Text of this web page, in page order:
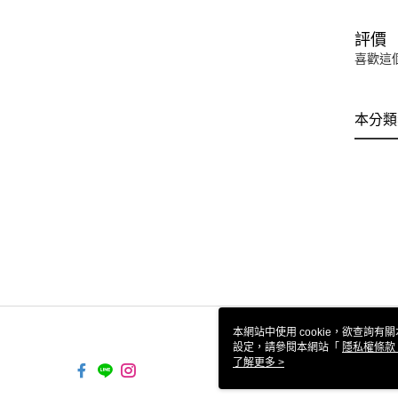
評價
喜歡這
本分
本網站中使用 cookie，欲查詢有
設定，請參閱本網站「 隱私權條款
使用 cookie。
了解更多 >